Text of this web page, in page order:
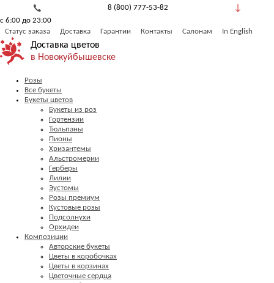
8 (800) 777-53-82
с 6:00 до 23:00
Статус заказа
Доставка Гарантии Контакты Салонам In English
Доставка цветов
в Новокуйбышевске
Розы
Все букеты
Букеты цветов
Букеты из роз
Гортензии
Тюльпаны
Пионы
Хризантемы
Альстромерии
Герберы
Лилии
Эустомы
Розы премиум
Кустовые розы
Подсолнухи
Орхидеи
Композиции
Авторские букеты
Цветы в коробочках
Цветы в корзинах
Цветочные сердца